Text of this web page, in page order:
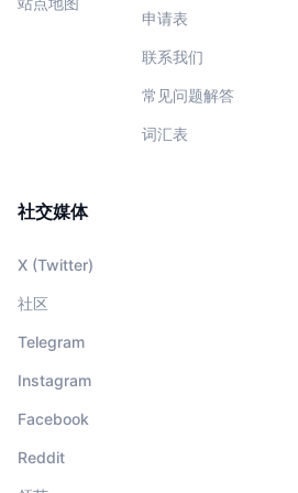
申请表
联系我们
常见问题解答
词汇表
社交媒体
X (Twitter)
社区
Telegram
Instagram
Facebook
Reddit